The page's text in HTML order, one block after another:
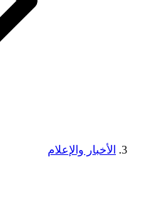
الأخبار والإعلام